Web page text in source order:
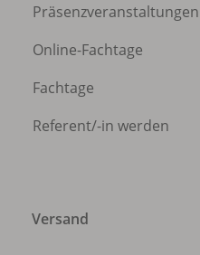
Präsenzveranstaltungen
Online-Fachtage
Fachtage
Referent/-in werden
Versand